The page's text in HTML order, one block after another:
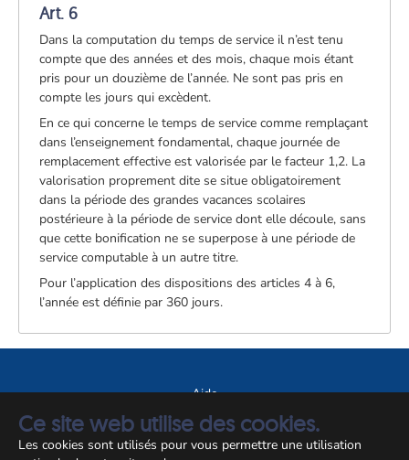
Ce site web utilise des cookies.
Les cookies sont utilisés pour vous permettre une utilisation
Art. 6
Dans la computation du temps de service il n’est tenu
compte que des années et des mois, chaque mois étant
pris pour un douzième de l’année. Ne sont pas pris en
compte les jours qui excèdent.
En ce qui concerne le temps de service comme remplaçant
dans l’enseignement fondamental, chaque journée de
remplacement effective est valorisée par le facteur 1,2. La
valorisation proprement dite se situe obligatoirement
dans la période des grandes vacances scolaires
postérieure à la période de service dont elle découle, sans
que cette bonification ne se superpose à une période de
service computable à un autre titre.
Pour l’application des dispositions des articles 4 à 6,
l’année est définie par 360 jours.
Aide
A propos du site
Notice légale